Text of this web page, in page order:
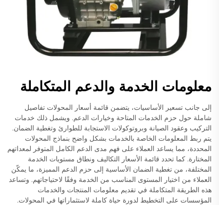
معلومات الخدمة والدعم المتكاملة
إلى جانب تسعير الأساسيات، يتضمن قائمة أسعار المحولات تفاصيل
شاملة حول حزم الخدمات المتاحة وخيارات الدعم. ويشمل ذلك خدمات
التركيب وعقود الصيانة وبروتوكولات الاستجابة للطوارئ وتغطية الضمان.
يتم ربط المعلومات الخاصة بالخدمات بشكل واضح بنماذج المحولات
المحددة، مما يساعد العملاء على فهم مدى الدعم الكامل المتوفر لمعداتهم
المختارة. كما تحدد قائمة الأسعار التكاليف ونطاق مستويات الخدمة
المختلفة، من تغطية الضمان الأساسية إلى حزم الدعم المميزة، ما يمكّن
العملاء من اختيار المستوى المناسب من الخدمة وفقًا لاحتياجاتهم. وتساعد
هذه الطريقة المتكاملة في تقديم معلومات المنتجات والخدمات
المؤسسات على التخطيط لدورة حياة كاملة لاستثماراتها في المحولات.